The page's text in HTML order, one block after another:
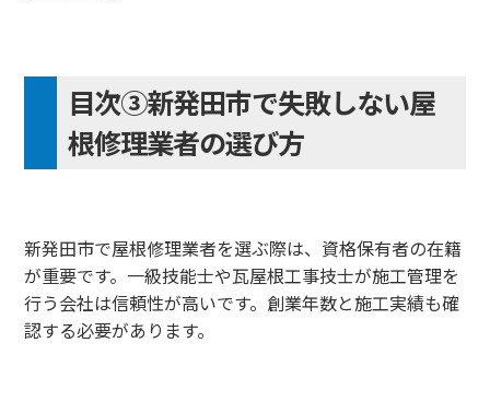
目次③新発田市で失敗しない屋
根修理業者の選び方
新発田市で屋根修理業者を選ぶ際は、資格保有者の在籍
が重要です。一級技能士や瓦屋根工事技士が施工管理を
行う会社は信頼性が高いです。創業年数と施工実績も確
認する必要があります。